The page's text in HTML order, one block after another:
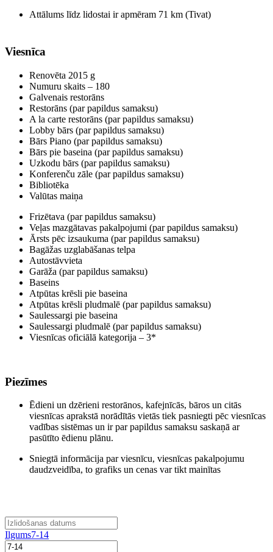
Attālums līdz lidostai ir apmēram 71 km (Tivat)
Viesnīca
Renovēta 2015 g
Numuru skaits – 180
Galvenais restorāns
Restorāns (par papildus samaksu)
A la carte restorāns (par papildus samaksu)
Lobby bārs (par papildus samaksu)
Bārs Piano (par papildus samaksu)
Bārs pie baseina (par papildus samaksu)
Uzkodu bārs (par papildus samaksu)
Konferenču zāle (par papildus samaksu)
Bibliotēka
Valūtas maiņa
Frizētava (par papildus samaksu)
Veļas mazgātavas pakalpojumi (par papildus samaksu)
Ārsts pēc izsaukuma (par papildus samaksu)
Bagāžas uzglabāšanas telpa
Autostāvvieta
Garāža (par papildus samaksu)
Baseins
Atpūtas krēsli pie baseina
Atpūtas krēsli pludmalē (par papildus samaksu)
Saulessargi pie baseina
Saulessargi pludmalē (par papildus samaksu)
Viesnīcas oficiālā kategorija – 3*
Piezīmes
Ēdieni un dzērieni restorānos, kafejnīcās, bāros un citās
viesnīcas aprakstā norādītās vietās tiek pasniegti pēc viesnīcas
vadības sistēmas un ir par papildus samaksu saskaņā ar
pasūtīto ēdienu plānu.
Sniegtā informācija par viesnīcu, viesnīcas pakalpojumu
daudzveidība, to grafiks un cenas var tikt mainītas
Ilgums7-14